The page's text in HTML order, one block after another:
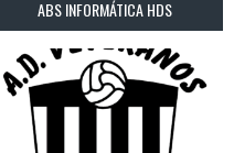
ABS INFORMÁTICA HDS